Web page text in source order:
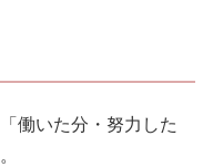
働いた分・努力した